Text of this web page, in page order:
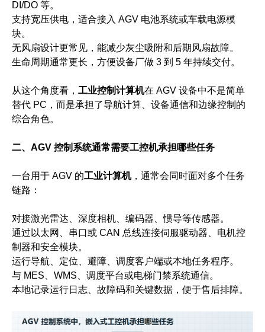
DI/DO 等。
支持宽压供电，适合接入 AGV 电池系统或车载电源模
块。
无风扇设计更常见，能减少灰尘吸附和后期风扇故障。
生命周期通常更长，方便设备厂做 3 到 5 年持续交付。
从这个角度看， 工业控制计算机在 AGV 设备中不是简单
替代 PC，而是承担了导航计算、设备通信和边缘控制的
综合角色。
二、AGV 控制系统通常需要工控机承担哪些任务
一台用于 AGV 的工业计算机，通常会同时面对多个任务
链路：
对接激光雷达、深度相机、编码器、惯导等传感器。
通过以太网、串口或 CAN 总线连接伺服驱动器、电机控
制器和安全模块。
运行导航、定位、避障、调度客户端或本地任务程序。
与 MES、WMS、调度平台或电梯门禁系统通信。
本地记录运行日志、故障码和关键数据，便于售后排障。